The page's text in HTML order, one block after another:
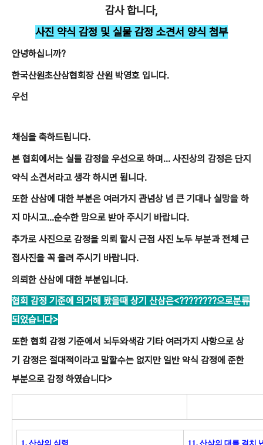
감사 합니다,
사진 약식 감정 및 실물 감정 소견서 양식 첨부
안녕하십니까?
한국산원초산삼협회장 산원 박영호 입니다.
우선
채심을 축하드립니다.
본 협회에서는 실물 감정을 우선으로 하며... 사진상의 감정은 단지
약식 소견서라고 생각 하시면 됩니다.
또한 산삼에 대한 부분은 여러가지 관념상 넘 큰 기대나 실망을 하
지 마시고...순수한 맘으로 받아 주시기 바랍니다.
추가로 사진으로 감정을 의뢰 할시 근접 사진 노두 부분과 전체 근
접사진을 꼭 올려 주시기 바랍니다.
의뢰한 산삼에 대한 부분입니다.
협회 감정 기준에 의거해 봤을때 상기 산삼은<????????으로분류
되었습니다>
또한 협회 감정 기준에서 뇌두와색감 기타 여러가지 사항으로 상
기 감정은 절대적이라고 말할수는 없지만 일반 약식 감정에 준한
부분으로 감정 하였습니다>
1. 산삼의 심령 11. 산삼의 대를 걸치